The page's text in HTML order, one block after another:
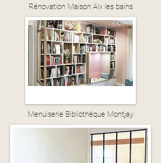
Rénovation Maison Aix les bains
Menuiserie Bibliothèque Montjay